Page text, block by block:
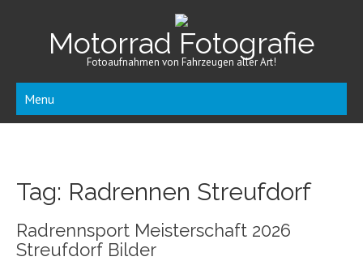
Motorrad Fotografie
Fotoaufnahmen von Fahrzeugen aller Art!
Menu
Tag: Radrennen Streufdorf
Radrennsport Meisterschaft 2026
Streufdorf Bilder